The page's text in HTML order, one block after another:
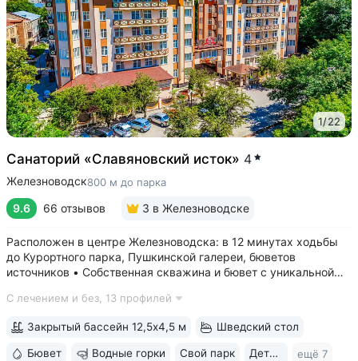
1/22
Санаторий «Славяновский исток» 4
Железноводск800 м до парка
9.6 66 отзывов 3 в Железноводске
Расположен в центре Железноводска: в 12 минутах ходьбы
до Курортного парка, Пушкинской галереи, бюветов
источников • Собственная скважина и бювет с уникальной
только здесь. Источник № 61 ессентукского типа показан для
С лечением и без, 13 профилей
Закрытый бассейн 12,5х4,5 м Шведский стол
Бювет Водные горки Свой парк Дети с 0 лет ещё 7